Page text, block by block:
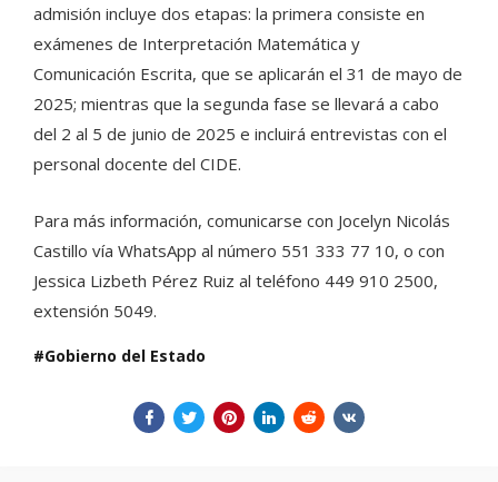
admisión incluye dos etapas: la primera consiste en
exámenes de Interpretación Matemática y
Comunicación Escrita, que se aplicarán el 31 de mayo de
2025; mientras que la segunda fase se llevará a cabo
del 2 al 5 de junio de 2025 e incluirá entrevistas con el
personal docente del CIDE.
Para más información, comunicarse con Jocelyn Nicolás
Castillo vía WhatsApp al número 551 333 77 10, o con
Jessica Lizbeth Pérez Ruiz al teléfono 449 910 2500,
extensión 5049.
Gobierno del Estado